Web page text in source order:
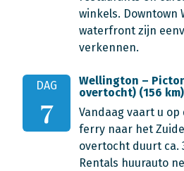
winkels. Downtown
waterfront zijn
verkennen.
DAG
7
Wellington –
overtocht) (156 km)
Vandaag vaart u
ferry naar het
overtocht duurt ca.
Rentals huurauto